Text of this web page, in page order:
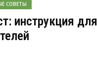
СОВЕТЫ
инструкция для